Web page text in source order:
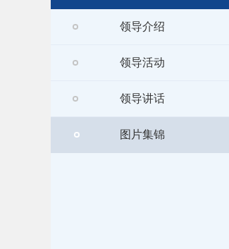
领导介绍
领导活动
领导讲话
图片集锦